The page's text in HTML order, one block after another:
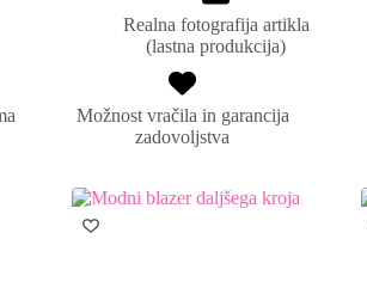
Realna fotografija artikla
(lastna produkcija)
Možnost vračila in garancija
zadovoljstva